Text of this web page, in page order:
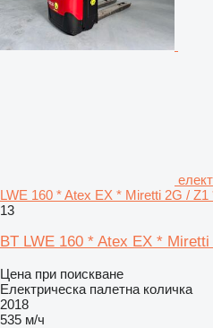
LWE 160 * Atex EX * Miretti 2G /
13
BT LWE 160 * Atex EX *
Цена при поискване
Електрическа палетна количка
2018
535 м/ч